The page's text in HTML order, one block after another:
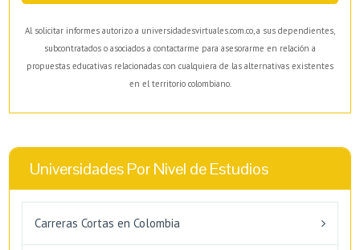
Al solicitar informes autorizo a universidadesvirtuales.com.co, a sus dependientes,
subcontratados o asociados a contactarme para asesorarme en relación a
propuestas educativas relacionadas con cualquiera de las alternativas existentes
en el territorio colombiano.
Universidades Por Nivel de Estudios
Carreras Cortas en Colombia